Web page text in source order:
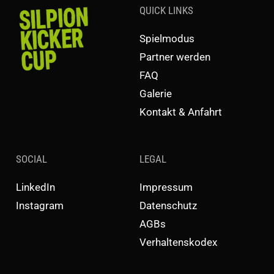
QUICK LINKS
Spielmodus
Partner werden
FAQ
Galerie
Kontakt & Anfahrt
SOCIAL
LinkedIn
Instagram
LEGAL
Impressum
Datenschutz
AGBs
Verhaltenskodex